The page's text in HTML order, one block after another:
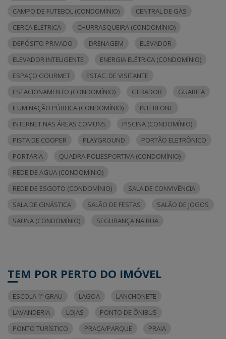
CAMPO DE FUTEBOL (CONDOMÍNIO)
CENTRAL DE GÁS
CERCA ELÉTRICA
CHURRASQUEIRA (CONDOMÍNIO)
DEPÓSITO PRIVADO
DRENAGEM
ELEVADOR
ELEVADOR INTELIGENTE
ENERGIA ELÉTRICA (CONDOMÍNIO)
ESPAÇO GOURMET
ESTAC. DE VISITANTE
ESTACIONAMENTO (CONDOMÍNIO)
GERADOR
GUARITA
ILUMINAÇÃO PÚBLICA (CONDOMÍNIO)
INTERFONE
INTERNET NAS ÁREAS COMUNS
PISCINA (CONDOMÍNIO)
PISTA DE COOPER
PLAYGROUND
PORTÃO ELETRÔNICO
PORTARIA
QUADRA POLIESPORTIVA (CONDOMÍNIO)
REDE DE AGUA (CONDOMÍNIO)
REDE DE ESGOTO (CONDOMÍNIO)
SALA DE CONVIVÊNCIA
SALA DE GINÁSTICA
SALÃO DE FESTAS
SALÃO DE JOGOS
SAUNA (CONDOMÍNIO)
SEGURANÇA NA RUA
TEM POR PERTO DO IMÓVEL
ESCOLA 1º GRAU LAGOA
LANCHONETE
LAVANDERIA
LOJAS
PONTO DE ÔNIBUS
PONTO TURÍSTICO
PRAÇA/PARQUE
PRAIA